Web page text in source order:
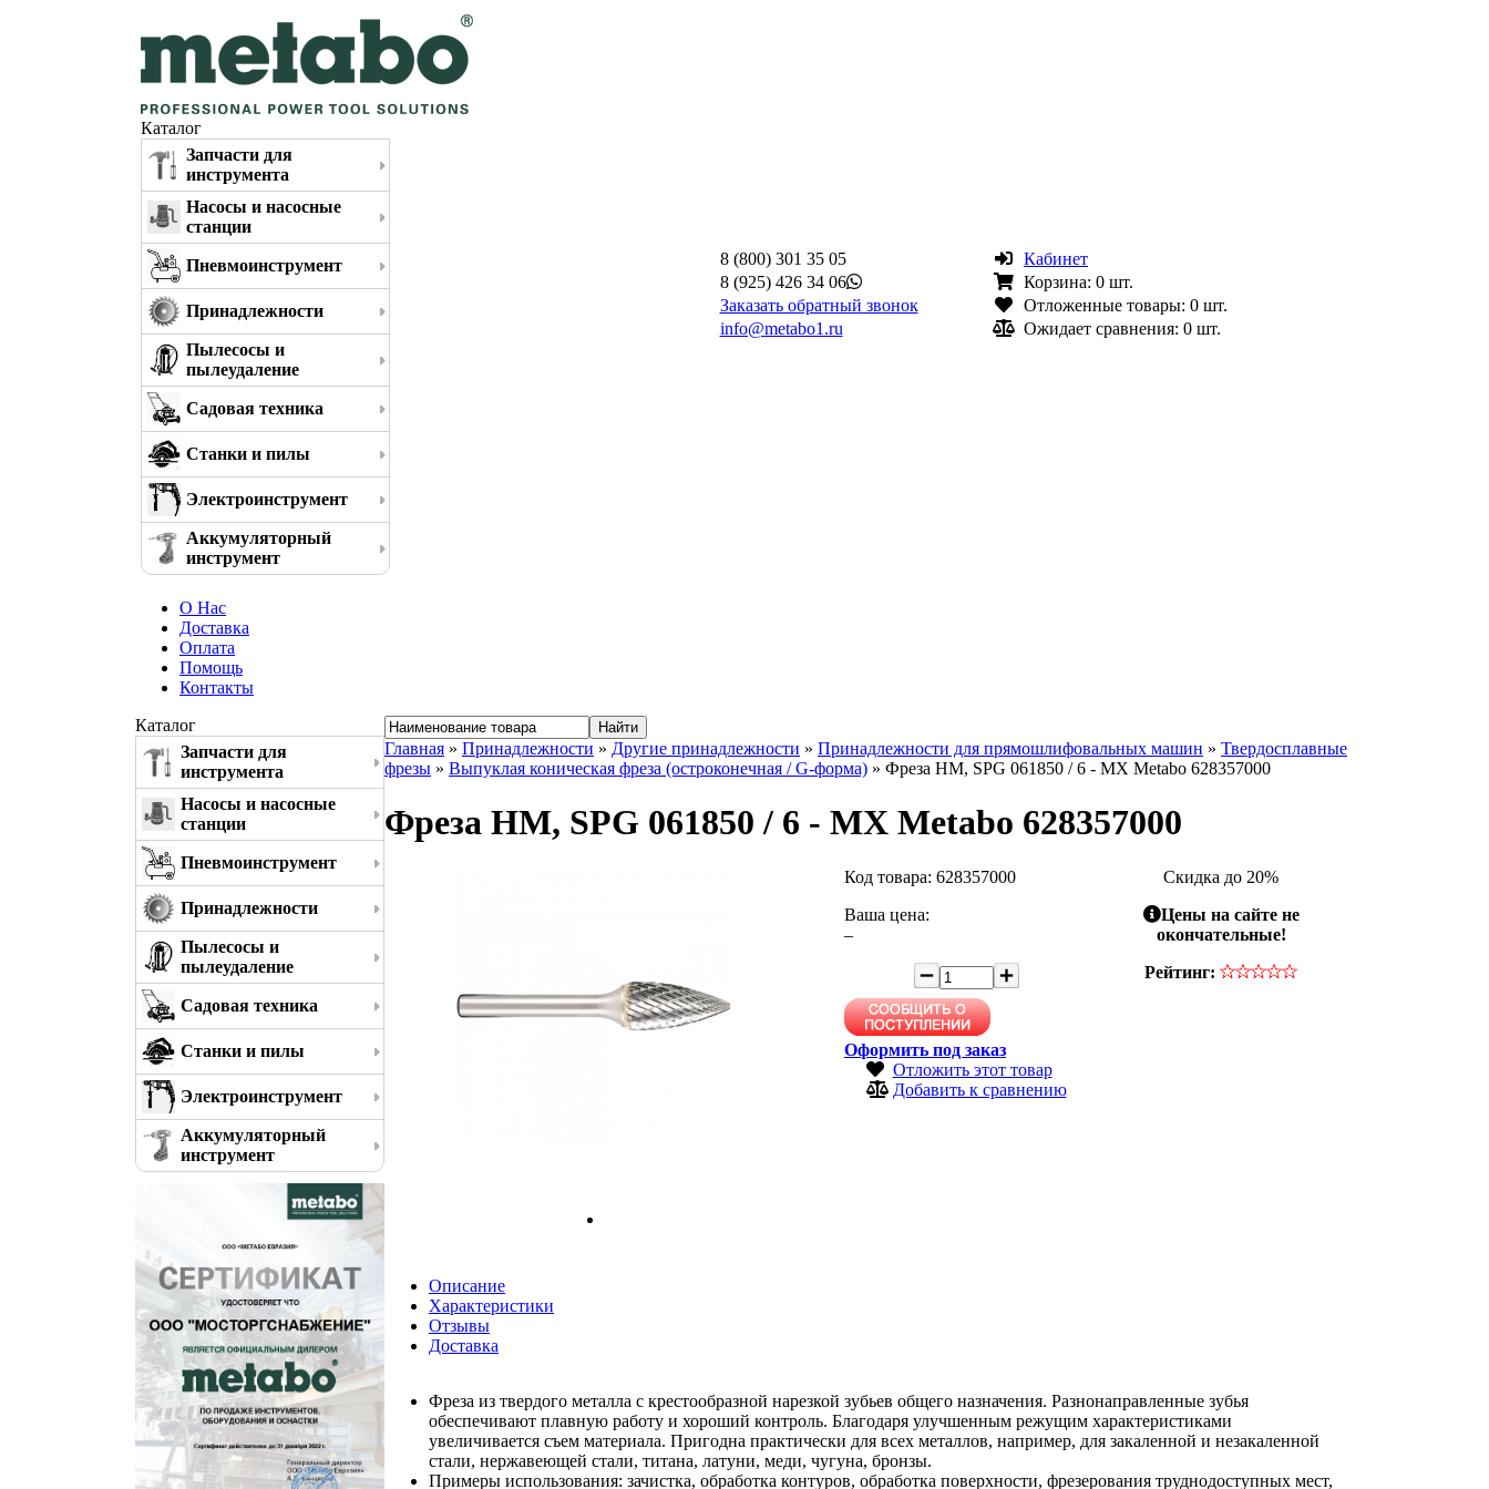
Каталог
Запчасти для
инструмента
Насосы и насосные
станции
Пневмоинструмент
Принадлежности
Пылесосы и
пылеудаление
Садовая техника
Станки и пилы
Электроинструмент
Аккумуляторный
инструмент
8 (800) 301 35 05
8 (925) 426 34 06
Заказать обратный звонок
info@metabo1.ru
Кабинет
Корзина: 0 шт.
Отложенные товары: 0 шт.
Ожидает сравнения: 0 шт.
О Нас
Доставка
Оплата
Помощь
Контакты
Каталог
Запчасти для
инструмента
Насосы и насосные
станции
Пневмоинструмент
Принадлежности
Пылесосы и
пылеудаление
Садовая техника
Станки и пилы
Электроинструмент
Аккумуляторный
инструмент
Главная » Принадлежности » Другие принадлежности » Принадлежности для прямошлифовальных машин » Твердосплавные
фрезы » Выпуклая коническая фреза (остроконечная / G-форма) » Фреза HM, SPG 061850 / 6 - MX Metabo 628357000
Фреза HM, SPG 061850 / 6 - MX Metabo 628357000
Код товара: 628357000
Ваша цена:
–
Оформить под заказ
Отложить этот товар
Добавить к сравнению
Скидка до 20%
Цены на сайте не
окончательные!
Рейтинг:
Описание
Характеристики
Отзывы
Доставка
Фреза из твердого металла с крестообразной нарезкой зубьев общего назначения. Разнонаправленные зубья
обеспечивают плавную работу и хороший контроль. Благодаря улучшенным режущим характеристиками
увеличивается съем материала. Пригодна практически для всех металлов, например, для закаленной и незакаленной
стали, нержавеющей стали, титана, латуни, меди, чугуна, бронзы.
Примеры использования: зачистка, обработка контуров, обработка поверхности, фрезерования труднодоступных мест,